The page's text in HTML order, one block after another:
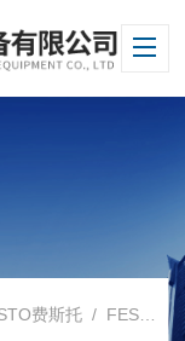
费斯托 / FESTO电磁阀